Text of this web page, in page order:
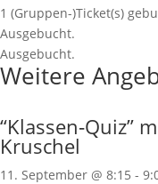
1 (Gruppen-)Ticket(s)
Ausgebucht.
Ausgebucht.
Weitere
“Klassen‐Quiz”
Kruschel
11. September @ 8:15 -